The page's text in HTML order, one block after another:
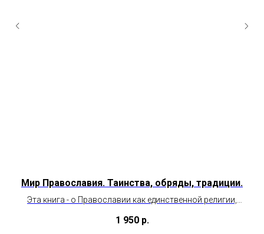
Мир Православия. Таинства, обряды, традиции.
Эта книга - о Православии как единственной религии,
жизни.
1 950 р.